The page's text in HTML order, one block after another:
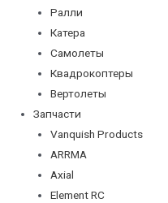
Ралли
Катера
Самолеты
Квадрокоптеры
Вертолеты
Запчасти
Vanquish Products
ARRMA
Axial
Element RC